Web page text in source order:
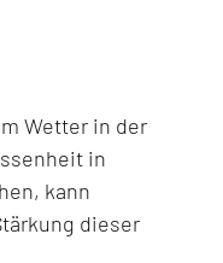
Wetter in der
in
kann
dieser